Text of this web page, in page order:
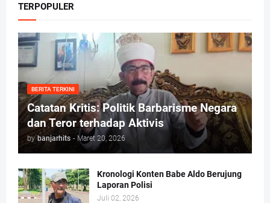
TERPOPULER
BERITA TERKINI
Catatan Kritis: Politik Barbarisme Negara
dan Teror terhadap Aktivis
by banjarhits - Maret 20, 2026
Kronologi Konten Babe Aldo Berujung
Laporan Polisi
Juli 02, 2026